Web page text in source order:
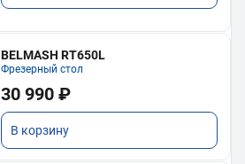
BELMASH RT650L
Фрезерный стол
30 990 ₽
В корзину